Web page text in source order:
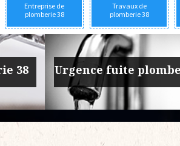
Entreprise de
plomberie 38
Travaux de
plomberie 38
38 Travaux de